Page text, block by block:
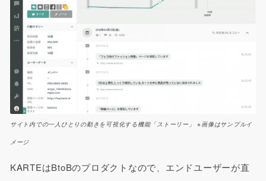
サイト内での一人ひとりの動きを可視化する機能「ストーリー」 ※画像はサンプルイ
メージ
KARTEはBtoBのプロダクトなので、エンドユーザーが直